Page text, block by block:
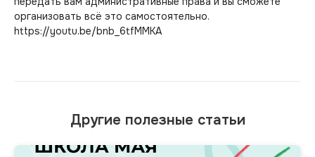
организовать всё это самостоятельно.
https://youtu.be/bnb_6tfMMKA
Другие полезные статьи